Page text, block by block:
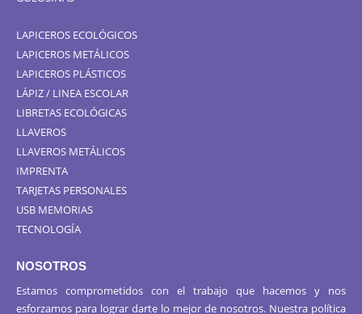
LAPICEROS ECOLÓGICOS
LAPICEROS METÁLICOS
LAPICEROS PLÁSTICOS
LÁPIZ / LINEA ESCOLAR
LIBRETAS ECOLÓGICAS
LLAVEROS
LLAVEROS METÁLICOS
IMPRENTA
TARJETAS PERSONALES
USB MEMORIAS
TECNOLOGÍA
NOSOTROS
Estamos comprometidos con el trabajo que hacemos y nos
esforzamos para lograr darte lo mejor de nosotros. Nuestra política